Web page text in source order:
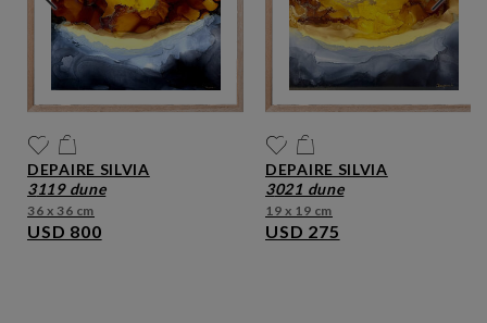
DEPAIRE SILVIA
3119 dune
36 x 36 cm
USD 800
DEPAIRE SILVIA
3021 dune
19 x 19 cm
USD 275